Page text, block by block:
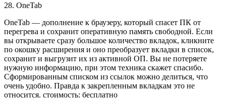
28. OneTab
OneTab — дополнение к браузеру, который спасет ПК от
перегрева и сохранит оперативную память свободной. Если
вы открываете сразу большое количество вкладок, кликните
по окошку расширения и оно преобразует вкладки в список,
сохранит и выгрузит их из активной ОП. Вы не потеряете
нужную информацию, при этом техника скажет спасибо.
Сформированным списком из ссылок можно делиться, что
очень удобно. Правда к закрепленным вкладкам это не
относится. стоимость: бесплатно